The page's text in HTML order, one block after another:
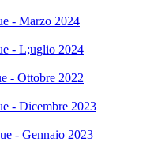
- Marzo 2024
- L;uglio 2024
- Ottobre 2022
- Dicembre 2023
- Gennaio 2023